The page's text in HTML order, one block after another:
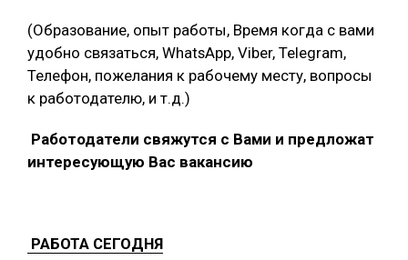
(Образование, опыт работы, Время когда с вами
удобно связаться, WhatsApp, Viber, Telegram,
Телефон, пожелания к рабочему месту, вопросы
к работодателю, и т.д.)
Работодатели свяжутся с Вами и предложат
интересующую Вас вакансию
РАБОТА СЕГОДНЯ